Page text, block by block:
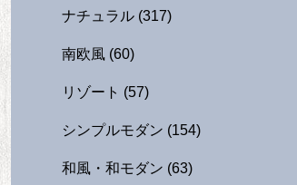
ナチュラル (317)
南欧風 (60)
リゾート (57)
シンプルモダン (154)
和風・和モダン (63)